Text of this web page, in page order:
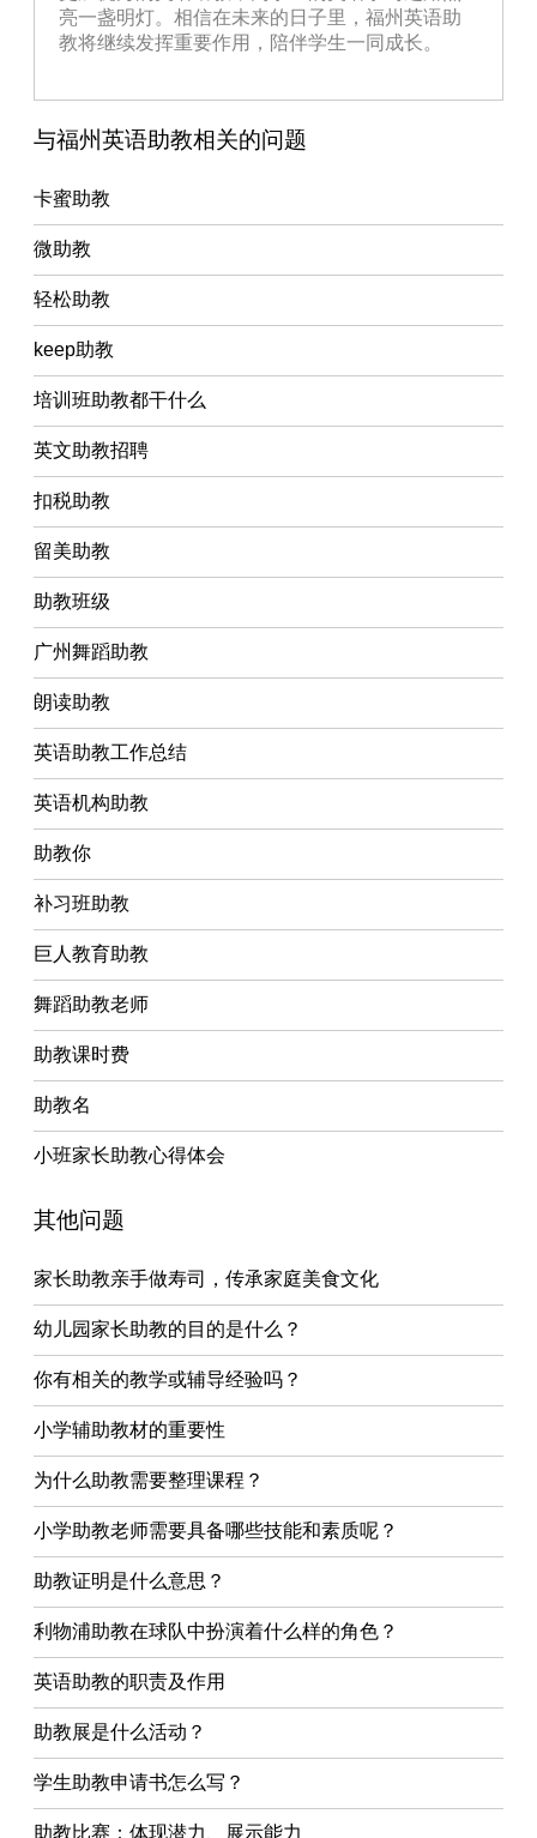
亮一盏明灯。相信在未来的日子里，福州英语助
教将继续发挥重要作用，陪伴学生一同成长。
与福州英语助教相关的问题
卡蜜助教
微助教
轻松助教
keep助教
培训班助教都干什么
英文助教招聘
扣税助教
留美助教
助教班级
广州舞蹈助教
朗读助教
英语助教工作总结
英语机构助教
助教你
补习班助教
巨人教育助教
舞蹈助教老师
助教课时费
助教名
小班家长助教心得体会
其他问题
家长助教亲手做寿司，传承家庭美食文化
幼儿园家长助教的目的是什么？
你有相关的教学或辅导经验吗？
小学辅助教材的重要性
为什么助教需要整理课程？
小学助教老师需要具备哪些技能和素质呢？
助教证明是什么意思？
利物浦助教在球队中扮演着什么样的角色？
英语助教的职责及作用
助教展是什么活动？
学生助教申请书怎么写？
助教比赛：体现潜力、展示能力